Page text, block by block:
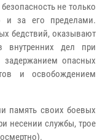
не только
и за его пределами.
бедствий, оказывают
внутренних дел при
задержанием опасных
и освобождением
память своих боевых
несении службы, трое